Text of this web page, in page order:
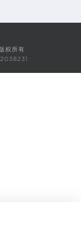
权所有